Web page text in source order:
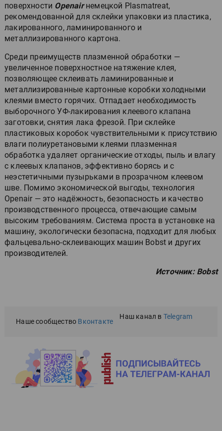
поверхности Openairнемецкой Plasmatreat,
рекомендованной для склейки упаковки из пластика,
лакированного, ламинированного и
металлизированного картона.
Среди преимуществ плазменной обработки —
увеличенное поверхностное натяжение клея,
позволяющее склеивать ламинированные и
металлизированные картонные коробки холодными
клеями вместо горячих. Отпадает необходимость
выборочного УФ-лакирования клеевого клапана
заготовки, снятия лака фрезой. При склейке
пластиковых коробок чувствительными к присутствию
влаги полиуретановыми клеями плазменная
обработка удаляет органические отходы, пыль и влагу
с клеевых клапанов, эффективно борясь и с
неэстетичными пузырьками в прозрачном клеевом
шве. Помимо экономической выгоды, технология
Openair — это надёжность, безопасность и качество
производственного процесса, отвечающие самым
высоким требованиям. Система проста в установке на
машину, экологически безопасна, подходит для любых
фальцевально-склеивающих машин Bobst и других
производителей.
Источник: Bobst
Наше сообщество Вконтакте
Наш канал в Telegram